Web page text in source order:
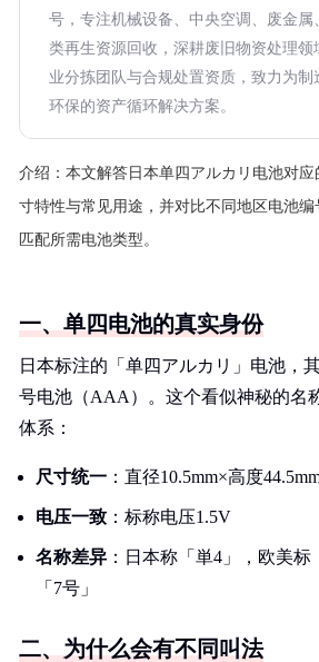
号，专注机械设备、中央空调、废金属
类再生资源回收，深耕废旧物资处理
业分拣团队与合规处置资质，致力为制
环保的资产循环解决方案。
介绍： 本文解答日本单四アルカリ电池对
寸特性与常见用途，并对比不同地区电池
匹配所需电池类型。
一、单四电池的真实身份
日本标注的「单四アルカリ」电池，
号电池（AAA）。这个看似神秘的名
体系：
尺寸统一 ：直径10.5mm×高度
电压一致 ：标称电压1.5V
名称差异 ：日本称「単4」，欧美
「7号」
二、为什么会有不同叫法